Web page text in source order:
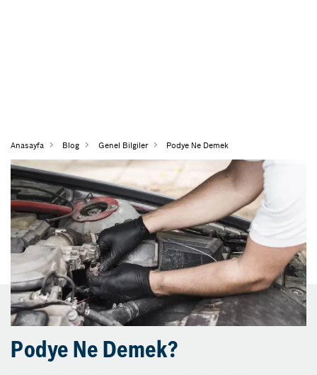
Anasayfa Blog Genel Bilgiler Podye Ne Demek
Podye Ne Demek?